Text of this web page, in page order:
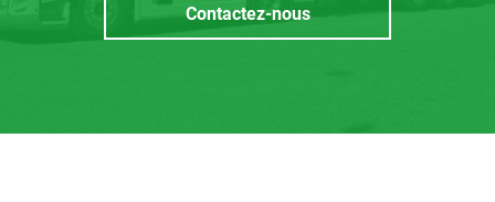
Contactez-nous